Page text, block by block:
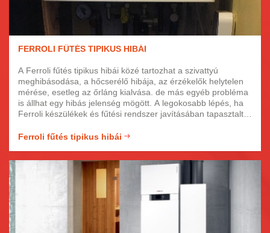
FERROLI FŰTÉS TIPIKUS HIBÁI
A Ferroli fűtés tipikus hibái közé tartozhat a szivattyú
meghibásodása, a hőcserélő hibája, az érzékelők helytelen
mérése, esetleg az őrláng kialvása. de más egyéb probléma
is állhat egy hibás jelenség mögött. A legokosabb lépés, ha
Ferroli készülékek és fűtési rendszer javításában tapasztalt
fényképes igazolvánnyal rendelkező, képzett szakemberek,
Ferroli fűtés tipikus hibái